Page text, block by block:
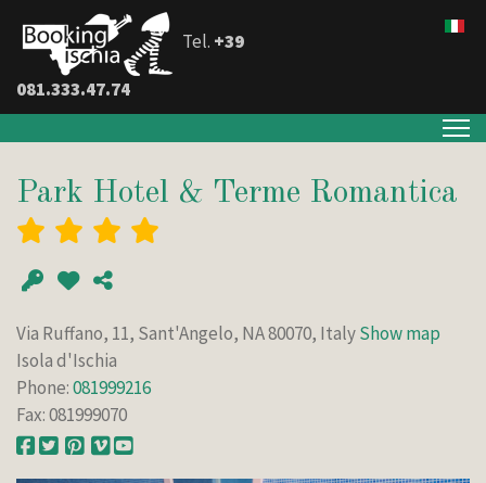
Tel. +39
081.333.47.74
Park Hotel & Terme Romantica
Via Ruffano, 11, Sant'Angelo, NA 80070, ItalyShow map
Isola d'Ischia
Phone:081999216
Fax: 081999070